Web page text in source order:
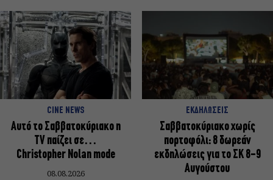
CINE NEWS
Αυτό το Σαββατοκύριακο η
TV παίζει σε…
Christopher Nolan mode
08.08.2026
ΕΚΔΗΛΩΣΕΙΣ
Σαββατοκύριακο χωρίς
πορτοφόλι: 8 δωρεάν
εκδηλώσεις για το ΣΚ 8-9
Αυγούστου